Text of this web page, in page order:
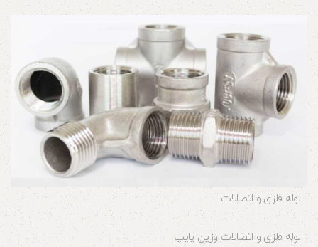
لوله فلزی و اتصالات
لوله فلزی و اتصالات وزین پایپ